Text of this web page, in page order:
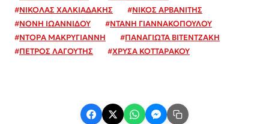
#ΝΙΚΟΛΑΣ ΧΑΛΚΙΑΔΑΚΗΣ #ΝΙΚΟΣ ΑΡΒΑΝΙΤΗΣ
#ΝΟΝΗ ΙΩΑΝΝΙΔΟΥ #ΝΤΑΝΗ ΓΙΑΝΝΑΚΟΠΟΥΛΟΥ
#ΝΤΟΡΑ ΜΑΚΡΥΓΙΑΝΝΗ #ΠΑΝΑΓΙΩΤΑ ΒΙΤΕΝΤΖΑΚΗ
#ΠΕΤΡΟΣ ΛΑΓΟΥΤΗΣ #ΧΡΥΣΑ ΚΟΤΤΑΡΑΚΟΥ